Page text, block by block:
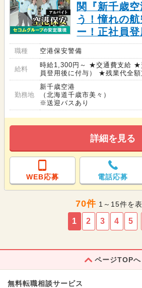
関『新千歳
う！憧れの
ー！正社員
職種 空港保安警備
給料
時給1,300円～ ★交通費支給 ★
員登用後に付与） ★残業代全額
勤務地
新千歳空港
（北海道千歳市美々）
※送迎バスあり
詳細を見る
WEB応募 電話応募
70件 1～15件を
1 2 3 4 5
ページTOPへ
無料転職相談サービス